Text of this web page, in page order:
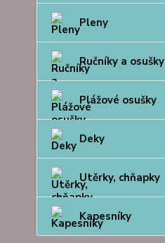
Pleny
Ručníky a osušky
Plážové osušky
Deky
Utěrky, chňapky
Kapesníky